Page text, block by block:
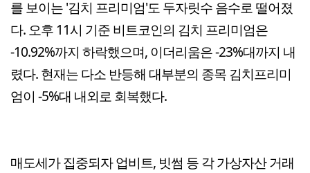
를 보이는 '김치 프리미엄'도 두자릿수 음수로 떨어졌
다. 오후 11시 기준 비트코인의 김치 프리미엄은
-10.92%까지 하락했으며, 이더리움은 -23%대까지 내
렸다. 현재는 다소 반등해 대부분의 종목 김치프리미
엄이 -5%대 내외로 회복했다.
매도세가 집중되자 업비트, 빗썸 등 각 가상자산 거래